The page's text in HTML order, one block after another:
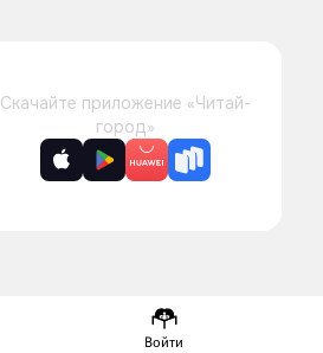
Войти
Скачайте приложение «Читай-
город»